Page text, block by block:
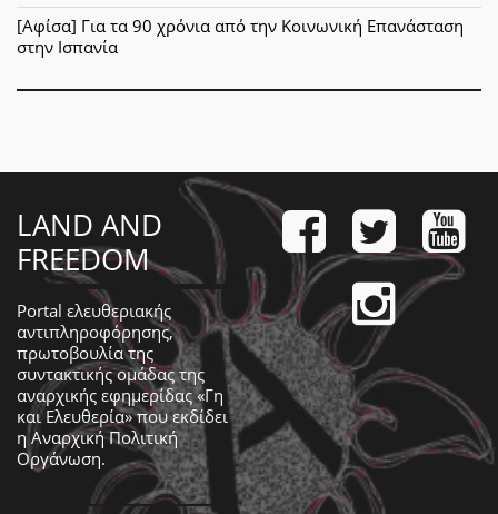
[Αφίσα] Για τα 90 χρόνια από την Κοινωνική Επανάσταση
στην Ισπανία
LAND AND
FREEDOM
Portal ελευθεριακής
αντιπληροφόρησης,
πρωτοβουλία της
συντακτικής ομάδας της
αναρχικής εφημερίδας «Γη
και Ελευθερία» που εκδίδει
ηΑναρχική Πολιτική
Οργάνωση.